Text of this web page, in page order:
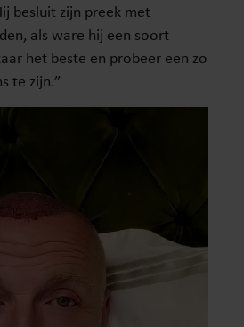
besluit zijn preek met
als ware hij een soort
het beste en probeer een zo
te zijn.”